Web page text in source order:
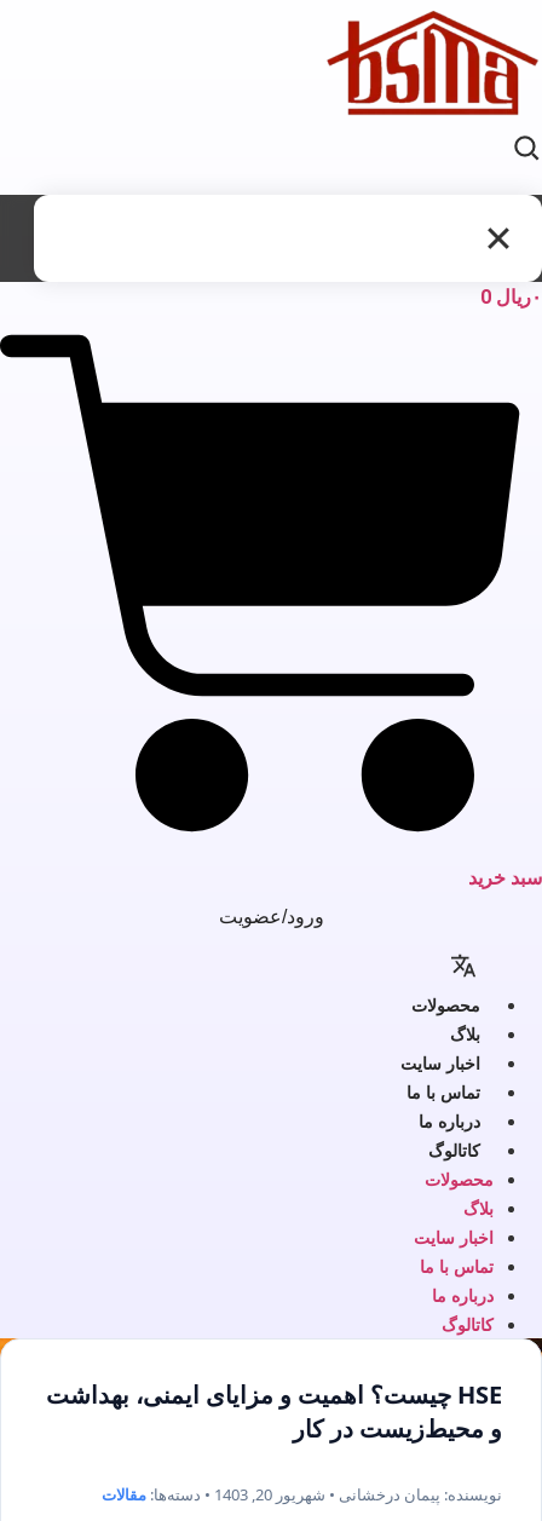
ریال 0
خرید
ورود/عضویت
محصولات
بلاگ
اخبار سایت
تماس با ما
درباره ما
کاتالوگ
محصولات
بلاگ
اخبار سایت
تماس با ما
درباره ما
کاتالوگ
HSE چیست؟ اهمیت و مزایای ایمنی، بهداشت
و محیط‌زیست در کار
نویسنده: پیمان درخشانی • شهریور 20, 1403 • دسته‌ها: مقالات